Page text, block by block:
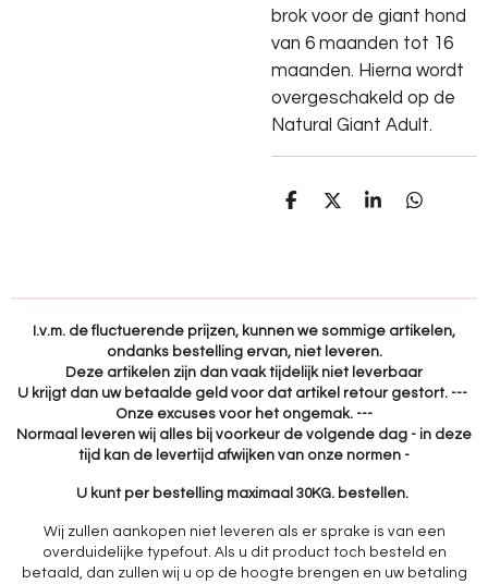
brok voor de giant hond
van 6 maanden tot 16
maanden. Hierna wordt
overgeschakeld op de
Natural Giant Adult.
D
D
S
D
I.v.m. de fluctuerende prijzen, kunnen we sommige artikelen,
ondanks bestelling ervan, niet leveren.
Deze artikelen zijn dan vaak tijdelijk niet leverbaar
U krijgt dan uw betaalde geld voor dat artikel retour gestort. ---
Onze excuses voor het ongemak. ---
Normaal leveren wij alles bij voorkeur de volgende dag - in deze
tijd kan de levertijd afwijken van onze normen -
U kunt per bestelling maximaal 30KG. bestellen.
Wij zullen aankopen niet leveren als er sprake is van een
overduidelijke typefout. Als u dit product toch besteld en
betaald, dan zullen wij u op de hoogte brengen en uw betaling